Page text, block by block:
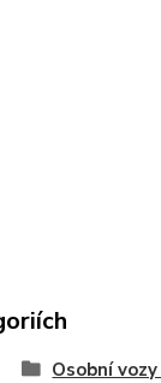
Osobní